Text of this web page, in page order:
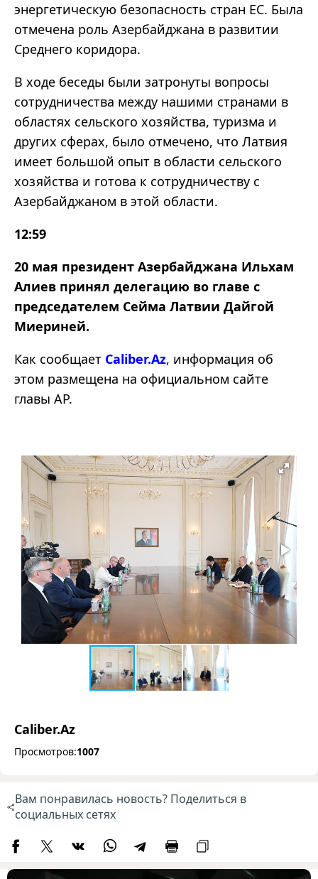
энергетическую безопасность стран ЕС. Была
отмечена роль Азербайджана в развитии
Среднего коридора.
В ходе беседы были затронуты вопросы
сотрудничества между нашими странами в
областях сельского хозяйства, туризма и
других сферах, было отмечено, что Латвия
имеет большой опыт в области сельского
хозяйства и готова к сотрудничеству с
Азербайджаном в этой области.
12:59
20 мая президент Азербайджана Ильхам
Алиев принял делегацию во главе с
председателем Сейма Латвии Дайгой
Миериней.
Как сообщает Caliber.Az, информация об
этом размещена на официальном сайте
главы АР.
Caliber.Az
Просмотров:1007
Вам понравилась новость? Поделиться в
социальных сетях